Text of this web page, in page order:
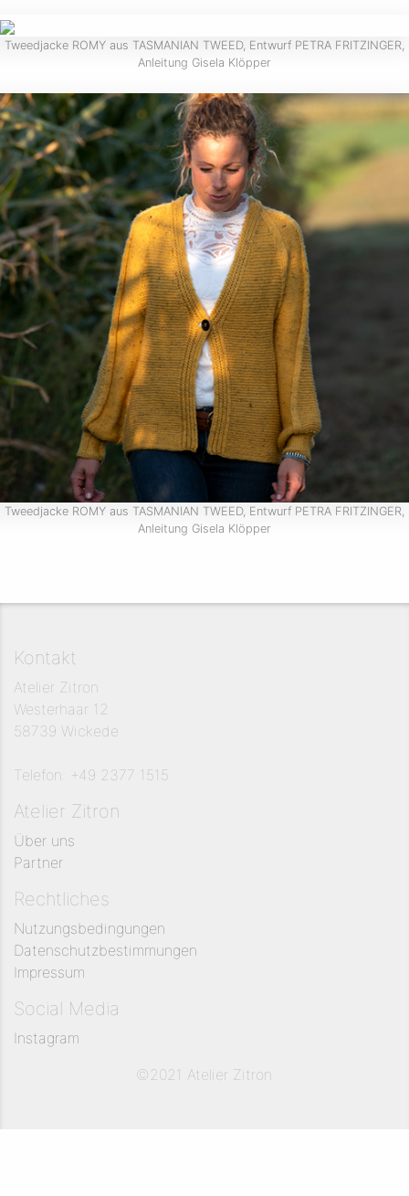
Tweedjacke ROMY aus TASMANIAN TWEED, Entwurf PETRA FRITZINGER,
Anleitung Gisela Klöpper
Tweedjacke ROMY aus TASMANIAN TWEED, Entwurf PETRA FRITZINGER,
Anleitung Gisela Klöpper
Kontakt
Atelier Zitron
Westerhaar 12
58739 Wickede
Telefon: +49 2377 1515
Atelier Zitron
Über uns
Partner
Rechtliches
Nutzungsbedingungen
Datenschutzbestimmungen
Impressum
Social Media
Instagram
©2021 Atelier Zitron